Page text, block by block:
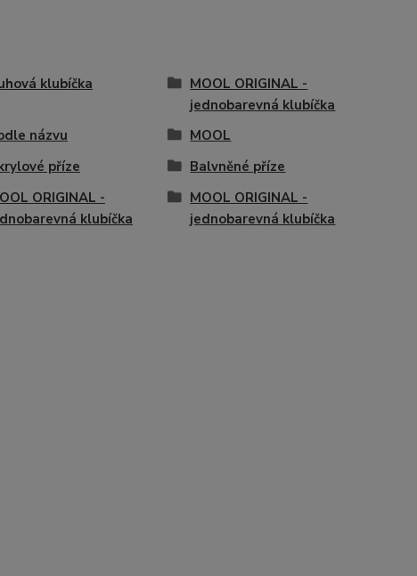
klubíčka
MOOL ORIGINAL -
jednobarevná klubíčka
názvu
MOOL
příze
Balvněné příze
ORIGINAL -
klubíčka
MOOL ORIGINAL -
jednobarevná klubíčka